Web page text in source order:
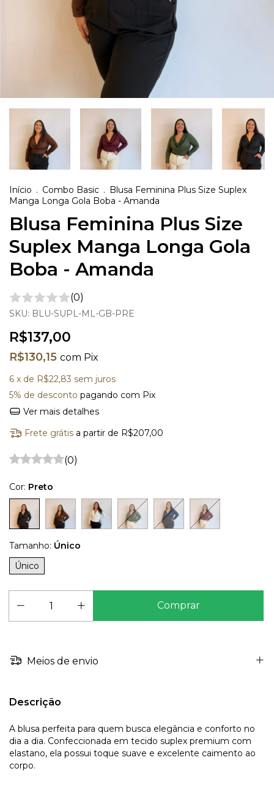
Início . Combo Basic . Blusa Feminina Plus Size Suplex
Manga Longa Gola Boba - Amanda
Blusa Feminina Plus Size
Suplex Manga Longa Gola
Boba - Amanda
(0)
SKU: BLU-SUPL-ML-GB-PRE
R$137,00
R$130,15 com Pix
6 x de R$22,83 sem juros
5% de desconto pagando com Pix
Ver mais detalhes
Frete grátis a partir de R$207,00
(0)
Cor: Preto
Tamanho: Único
Único
Meios de envio
Descrição
A blusa perfeita para quem busca elegância e conforto no
dia a dia. Confeccionada em tecido suplex premium com
elastano, ela possui toque suave e excelente caimento ao
corpo.